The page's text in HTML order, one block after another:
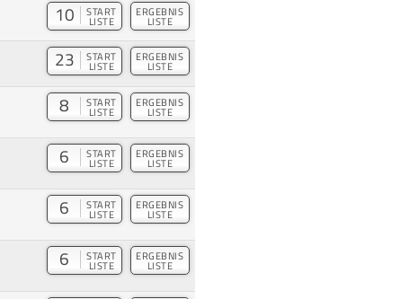
10 START
LISTE
ERGEBNIS
LISTE
23 START
LISTE
ERGEBNIS
LISTE
8 START
LISTE
ERGEBNIS
LISTE
6 START
LISTE
ERGEBNIS
LISTE
6 START
LISTE
ERGEBNIS
LISTE
6 START
LISTE
ERGEBNIS
LISTE